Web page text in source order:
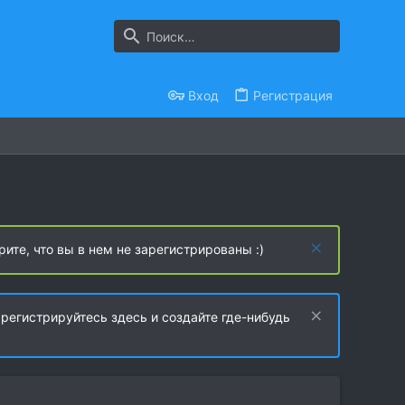
Вход Регистрация
что вы в нем не зарегистрированы :)
здесь и создайте где-нибудь